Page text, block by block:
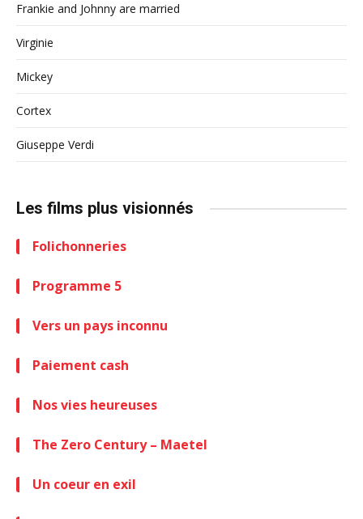
Frankie and Johnny are married
Virginie
Mickey
Cortex
Giuseppe Verdi
Les films plus visionnés
Folichonneries
Programme 5
Vers un pays inconnu
Paiement cash
Nos vies heureuses
The Zero Century – Maetel
Un coeur en exil